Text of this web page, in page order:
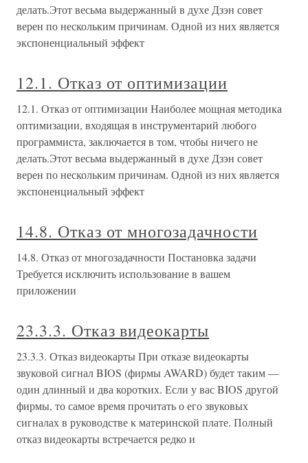
делать.Этот весьма выдержанный в духе Дзэн совет
верен по нескольким причинам. Одной из них является
экспоненциальный эффект
12.1. Отказ от оптимизации
12.1. Отказ от оптимизации Наиболее мощная методика
оптимизации, входящая в инструментарий любого
программиста, заключается в том, чтобы ничего не
делать.Этот весьма выдержанный в духе Дзэн совет
верен по нескольким причинам. Одной из них является
экспоненциальный эффект
14.8. Отказ от многозадачности
14.8. Отказ от многозадачности Постановка задачи
Требуется исключить использование в вашем
приложении
23.3.3. Отказ видеокарты
23.3.3. Отказ видеокарты При отказе видеокарты
звуковой сигнал BIOS (фирмы AWARD) будет таким —
один длинный и два коротких. Если у вас BIOS другой
фирмы, то самое время прочитать о его звуковых
сигналах в руководстве к материнской плате. Полный
отказ видеокарты встречается редко и